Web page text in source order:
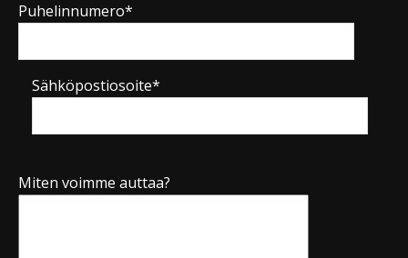
Puhelinnumero*
Sähköpostiosoite*
Miten voimme auttaa?